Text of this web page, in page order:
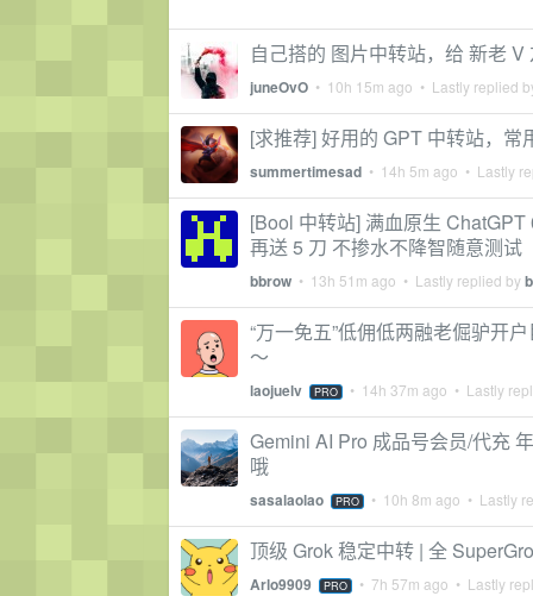
自己搭的 图片中转站，给 新老
juneOvO • 10h 15m ago • Lastly replied
[求推荐] 好用的 GPT 中转站，常
summertimesad • 14h 5m ago • Lastly
[Bool 中转站] 满血原生
再送 5 刀 不掺水不降智随意测试
bbrow • 13h 51m ago • Lastly replied by
“万一免五”低佣低两融老倔驴开
～
laojuelv PRO • 14h 37m ago • Lastly
Gemini AI Pro 成品号会员/代充
哦
sasalaolao PRO • 10h 8m ago • Lastly
顶级 Grok 稳定中转 | 全
Arlo9909 PRO • 7h 57m ago • Lastly